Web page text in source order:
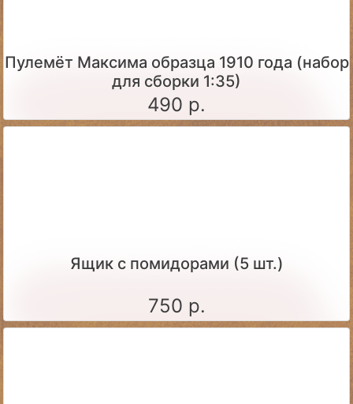
Пулемёт Максима образца 1910 года (набор
для сборки 1:35)
490 р.
Ящик c помидорами (5 шт.)
750 р.